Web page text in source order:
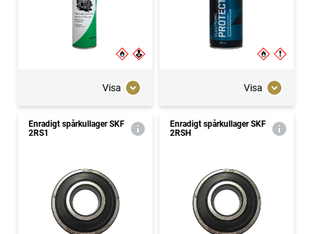
Visa Visa
Enradigt spårkullager SKF
2RS1
Enradigt spårkullager SKF
2RSH